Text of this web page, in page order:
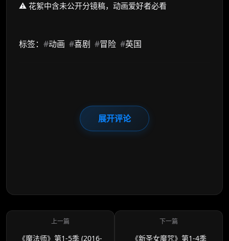
⚠️ 花絮中含未公开分镜稿，动画爱好者必看
标签： #动画 #喜剧 #冒险 #英国
展开评论
《魔法师》第1-5季 (2016- 《新圣女魔咒》第1-4季